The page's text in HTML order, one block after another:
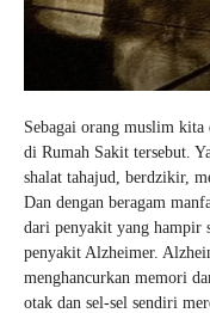
Sebagai orang muslim kita
di Rumah Sakit tersebut.
shalat tahajud, berdzikir,
Dan dengan beragam
dari penyakit yang hampir
penyakit Alzheimer.
menghancurkan memori
otak dan sel-sel sendiri